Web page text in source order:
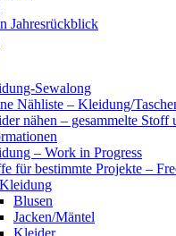
Jahresrückblick
Sewalong
Nähliste – Kleidung/
nähen – gesammelte Stoff
– Work in Progress
für bestimmte Projekte –
Blusen
Jacken/Mäntel
Kleider